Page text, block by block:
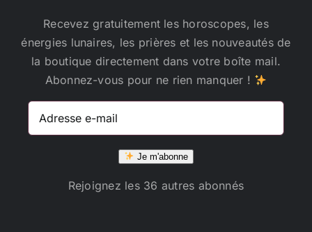
Recevez gratuitement les horoscopes, les
énergies lunaires, les prières et les nouveautés de
la boutique directement dans votre boîte mail.
Abonnez-vous pour ne rien manquer !
Adresse
Je m'abonne
Rejoignez les 36 autres abonnés